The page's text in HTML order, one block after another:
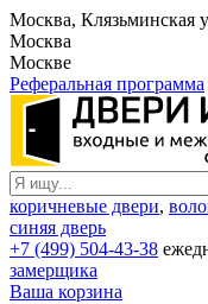
Москва, Клязьминская
Москва
Москве
Реферальная программа
коричневые двери,
синяя дверь
+7 (499) 504-43-38
замерщика
Ваша корзина